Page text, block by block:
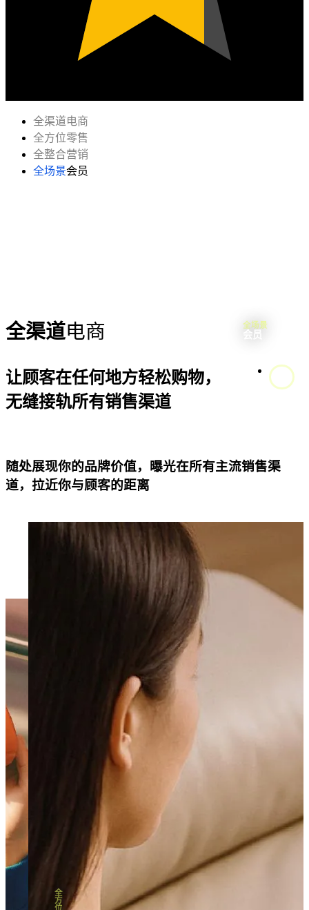
全渠道电商
全方位零售
全整合营销
全场景会员
全渠道电商
让顾客在任何地方轻松购物，
无缝接轨所有销售渠道
随处展现你的品牌价值，曝光在所有主流销售渠
道，拉近你与顾客的距离
全
方
位
全场景
会员